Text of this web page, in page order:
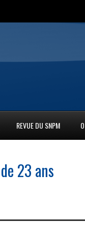
REVUE DU SNPM
23 ans